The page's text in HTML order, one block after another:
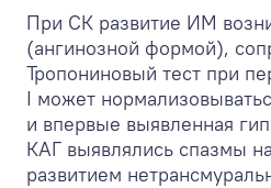
При СК развитие ИМ
(ангинозной формой),
Тропониновый тест при
I может
и впервые выявленная
КАГ выявлялись спазмы
развитием